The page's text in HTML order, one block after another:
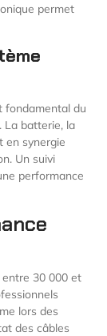
permet
fondamental du
La batterie, la
en synergie
Un suivi
performance
entre 30 000 et
lors des
des câbles